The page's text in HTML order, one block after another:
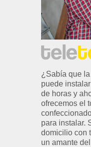
¿Sabía que
puede
de horas y
ofrecemos el
para instalar.
domicilio con
un amante